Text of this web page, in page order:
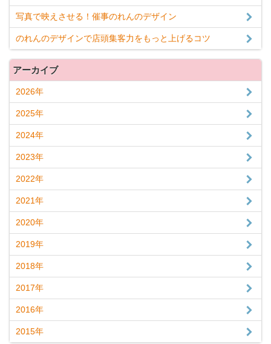
写真で映えさせる！催事のれんのデザイン
のれんのデザインで店頭集客力をもっと上げるコツ
アーカイブ
2026年
2025年
2024年
2023年
2022年
2021年
2020年
2019年
2018年
2017年
2016年
2015年